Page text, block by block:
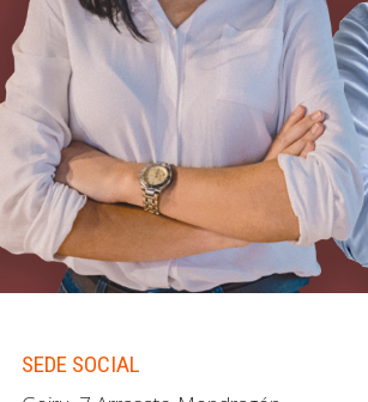
SEDE SOCIAL